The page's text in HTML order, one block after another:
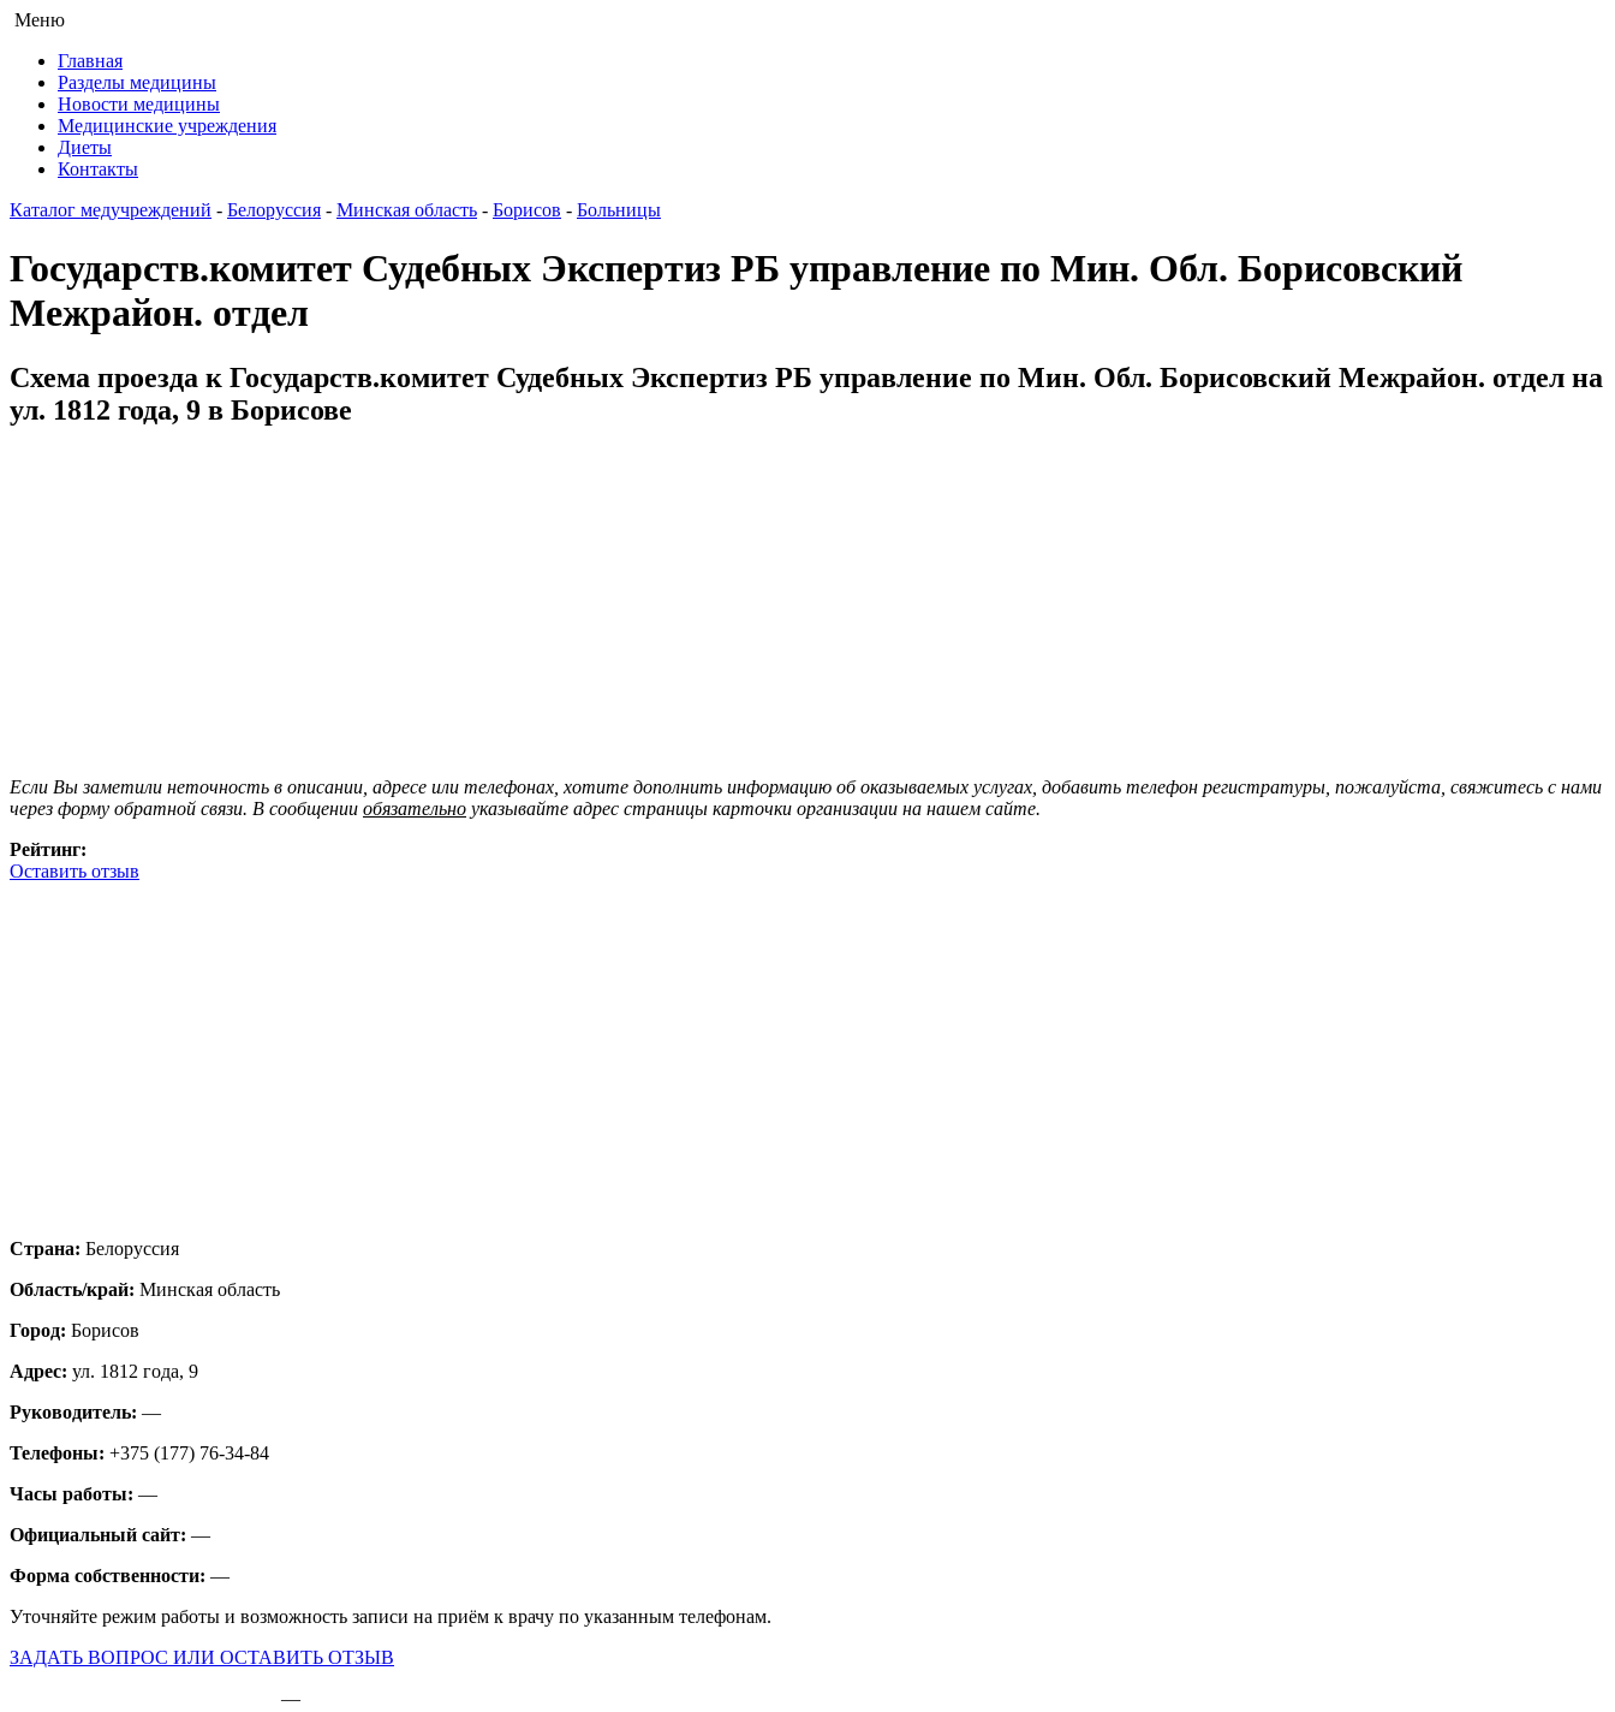
Меню
Главная
Разделы медицины
Новости медицины
Медицинские учреждения
Диеты
Контакты
Каталог медучреждений - Белоруссия - Минская область - Борисов - Больницы
Государств.комитет Судебных Экспертиз РБ управление по Мин. Обл. Борисовский
Межрайон. отдел
Схема проезда к Государств.комитет Судебных Экспертиз РБ управление по Мин. Обл. Борисовский Межрайон. отдел на
ул. 1812 года, 9 в Борисове
Если Вы заметили неточность в описании, адресе или телефонах, хотите дополнить информацию об оказываемых услугах, добавить телефон регистратуры, пожалуйста, свяжитесь с нами
через форму обратной связи. В сообщении обязательно указывайте адрес страницы карточки организации на нашем сайте.
Рейтинг:
Оставить отзыв
Страна: Белоруссия
Область/край: Минская область
Город: Борисов
Адрес: ул. 1812 года, 9
Руководитель: —
Телефоны: +375 (177) 76-34-84
Часы работы: —
Официальный сайт: —
Форма собственности: —
Уточняйте режим работы и возможность записи на приём к врачу по указанным телефонам.
ЗАДАТЬ ВОПРОС ИЛИ ОСТАВИТЬ ОТЗЫВ
—